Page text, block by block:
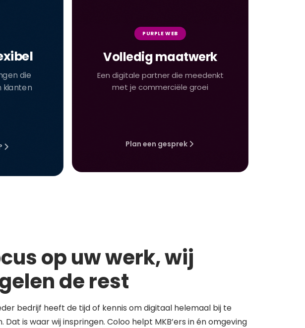
die
klanten
PURPLE WEB
Volledig maatwerk
Een digitale partner die meedenkt
met je commerciële groei
Plan een gesprek
op uw werk, wij
de rest
bedrijf heeft de tijd of kennis om digitaal helemaal bij te
Dat is waar wij inspringen. Coloo helpt MKB’ers in én omgeving